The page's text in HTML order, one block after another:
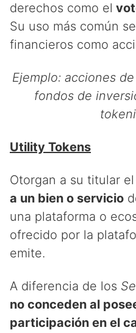
derechos como el
Su uso más común
financieros como
Ejemplo: acciones
fondos de
Utility Tokens
Otorgan a su titular el
a un bien o servicio
una plataforma o
ofrecido por la
emite.
A diferencia de los
no conceden al
participación en el